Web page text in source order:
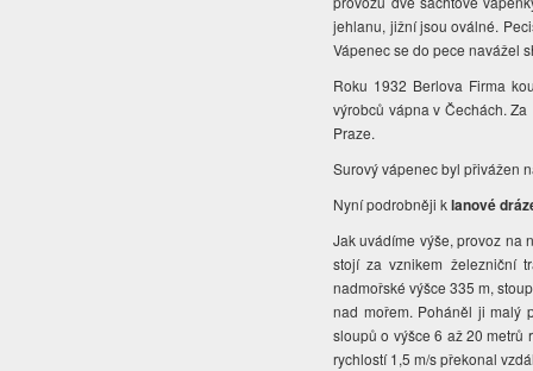
jehlanu, jižní jsou oválné.
Vápenec se do pece navážel
Roku 1932 Berlova Firma
výrobců vápna v Čechách.
Praze.
Surový vápenec byl přivážen
Nyní podrobněji klanové
Jak uvádíme výše, provoz na
stojí za vznikem železniční
nadmořské výšce 335 m,
nad mořem. Poháněl ji malý
sloupů o výšce 6 až 20 metrů
rychlostí 1,5 m/s překonal